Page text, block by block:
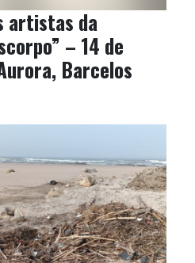
artistas da
– 14 de
Barcelos